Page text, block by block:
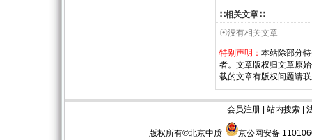
∷相关文章∷
☉没有相关文章
特别声明： 本站除部分
者。文章版权归文章原
载的文章有版权问题请
会员注册 |站内搜索 |
版权所有©北京中质
京公网安备